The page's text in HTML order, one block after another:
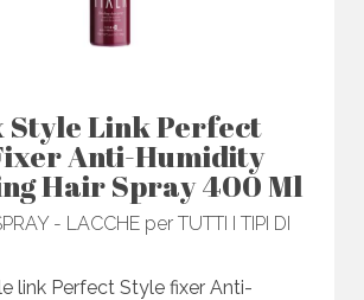
Link Perfect
Anti-Humidity
Hair Spray 400 Ml
- LACCHE per TUTTI I TIPI DI
link Perfect Style fixer Anti-